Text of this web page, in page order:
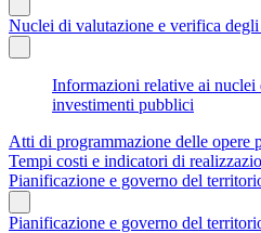
Nuclei di valutazione e verifica
Informazioni relative ai
investimenti pubblici
Atti di programmazione delle opere
Tempi costi e indicatori di
Pianificazione e governo del
Pianificazione e governo del